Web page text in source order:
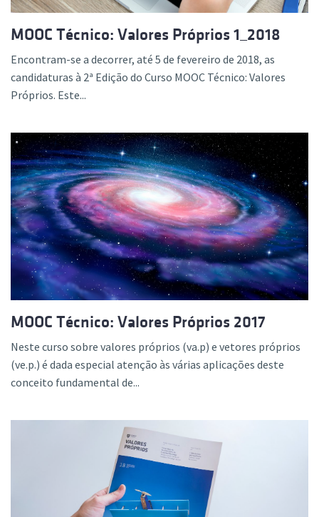
MOOC Técnico: Valores Próprios 1_2018
Encontram-se a decorrer, até 5 de fevereiro de 2018, as
candidaturas à 2ª Edição do Curso MOOC Técnico: Valores
Próprios. Este...
MOOC Técnico: Valores Próprios 2017
Neste curso sobre valores próprios (va.p) e vetores próprios
(ve.p.) é dada especial atenção às várias aplicações deste
conceito fundamental de...